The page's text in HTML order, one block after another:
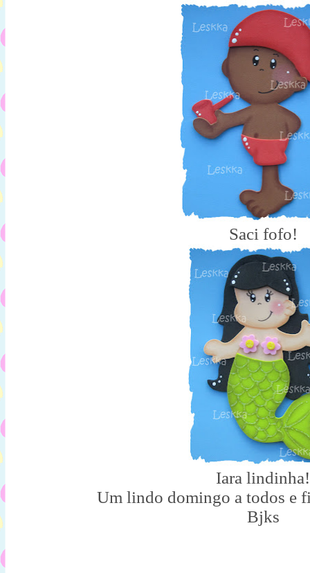
Saci fofo!
Iara lindinha!
Um lindo domingo a todos e
Bjks